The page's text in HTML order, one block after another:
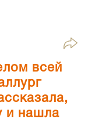
всей
и нашла